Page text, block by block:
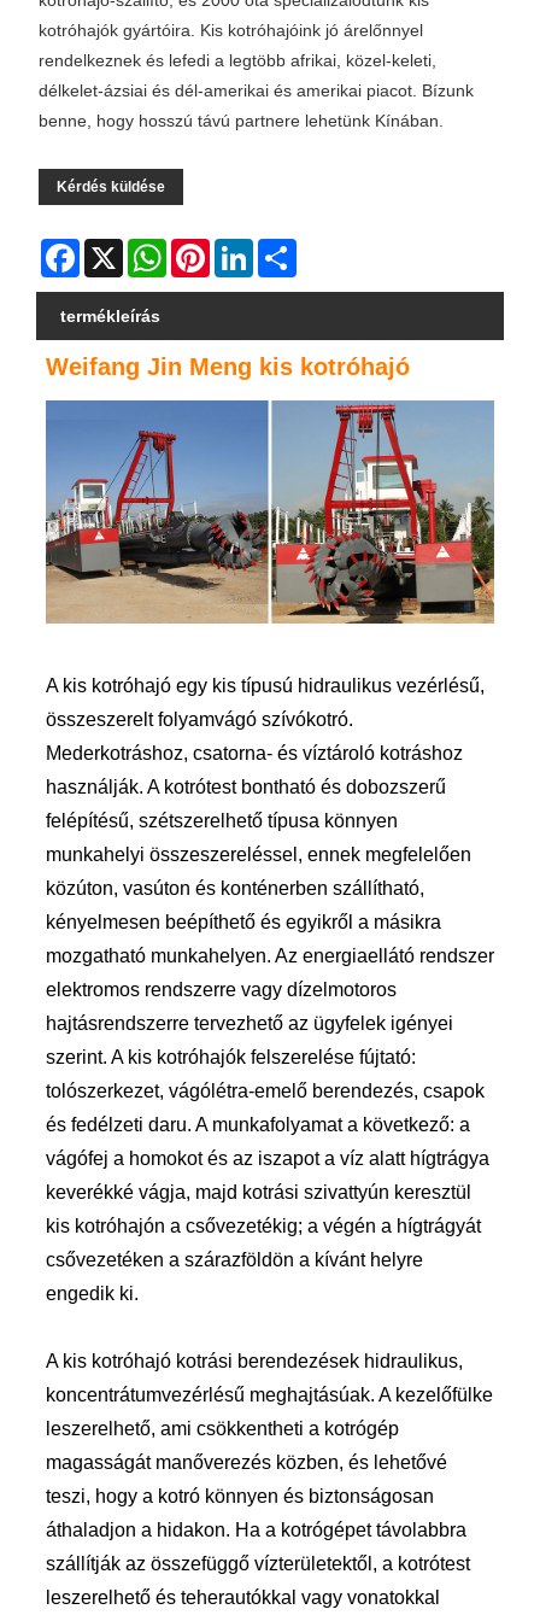
kotróhajók gyártóira. Kis kotróhajóink jó árelőnnyel
rendelkeznek és lefedi a legtöbb afrikai, közel-keleti,
délkelet-ázsiai és dél-amerikai és amerikai piacot. Bízunk
benne, hogy hosszú távú partnere lehetünk Kínában.
Kérdés küldése
Facebook
X WhatsAppPinterestLinkedIn
termékleírás
Weifang Jin Meng kis kotróhajó
A kis kotróhajó egy kis típusú hidraulikus vezérlésű,
összeszerelt folyamvágó szívókotró.
Mederkotráshoz, csatorna- és víztároló kotráshoz
használják. A kotrótest bontható és dobozszerű
felépítésű, szétszerelhető típusa könnyen
munkahelyi összeszereléssel, ennek megfelelően
közúton, vasúton és konténerben szállítható,
kényelmesen beépíthető és egyikről a másikra
mozgatható munkahelyen. Az energiaellátó rendszer
elektromos rendszerre vagy dízelmotoros
hajtásrendszerre tervezhető az ügyfelek igényei
szerint. A kis kotróhajók felszerelése fújtató:
tolószerkezet, vágólétra-emelő berendezés, csapok
és fedélzeti daru. A munkafolyamat a következő: a
vágófej a homokot és az iszapot a víz alatt hígtrágya
keverékké vágja, majd kotrási szivattyún keresztül
kis kotróhajón a csővezetékig; a végén a hígtrágyát
csővezetéken a szárazföldön a kívánt helyre
engedik ki.
A kis kotróhajó kotrási berendezések hidraulikus,
koncentrátumvezérlésű meghajtásúak. A kezelőfülke
leszerelhető, ami csökkentheti a kotrógép
magasságát manőverezés közben, és lehetővé
teszi, hogy a kotró könnyen és biztonságosan
áthaladjon a hidakon. Ha a kotrógépet távolabbra
szállítják az összefüggő vízterületektől, a kotrótest
leszerelhető és teherautókkal vagy vonatokkal